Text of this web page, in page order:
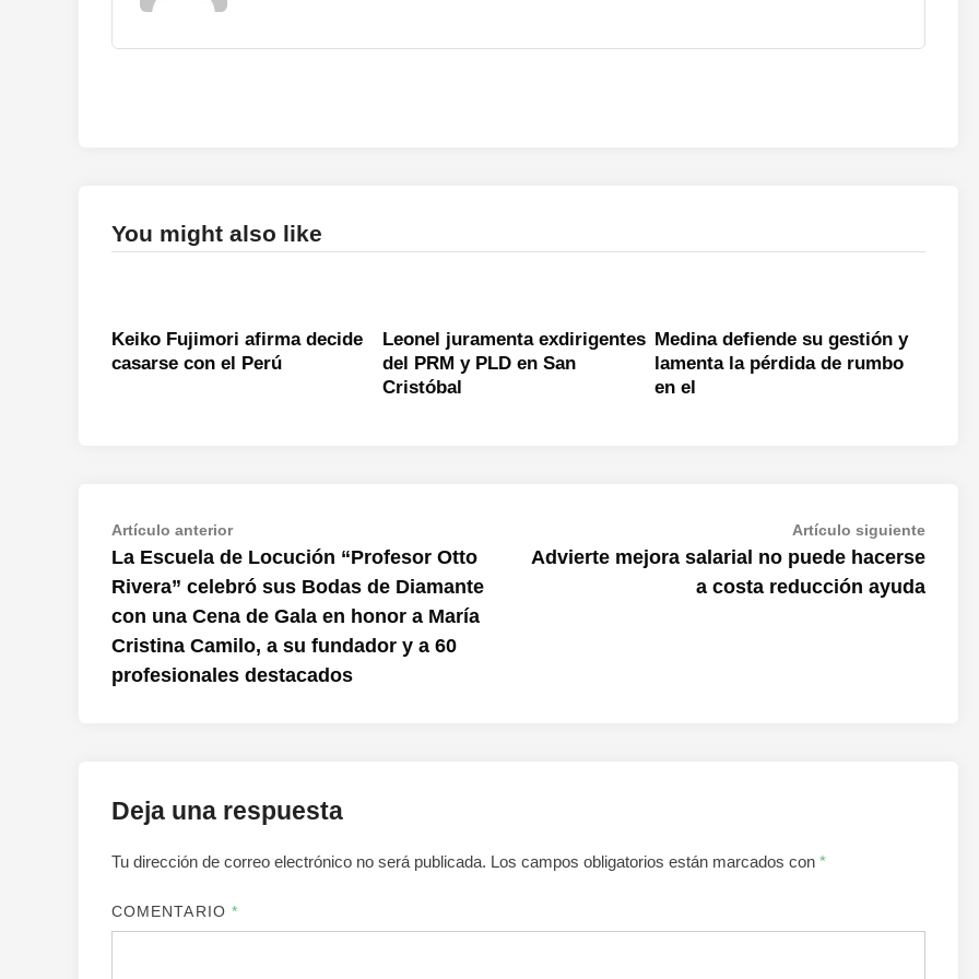
You might also like
Keiko Fujimori afirma decide
casarse con el Perú
Leonel juramenta exdirigentes
del PRM y PLD en San
Cristóbal
Medina defiende su gestión y
lamenta la pérdida de rumbo
en el
Navegación
de
entradas
Artículo anteriorArtículo
anterior:
La Escuela de Locución “Profesor Otto
Rivera” celebró sus Bodas de Diamante
con una Cena de Gala en honor a María
Cristina Camilo, a su fundador y a 60
profesionales destacados
Artículo siguienteArtículo
Advierte mejora salarial no puede hacerse
a costa reducción ayuda
Deja una respuesta
Tu dirección de correo electrónico no será publicada. Los campos obligatorios están marcados con *
COMENTARIO *